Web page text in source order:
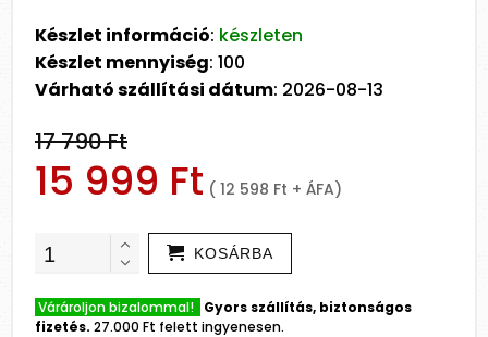
Készlet információ: készleten
Készlet mennyiség: 100
Várható szállítási dátum: 2026-08-13
17 790 Ft
15 999 Ft ( 12 598 Ft + ÁFA)
KOSÁRBA
Várároljon bizalommal! Gyors szállítás, biztonságos
fizetés. 27.000 Ft felett ingyenesen.